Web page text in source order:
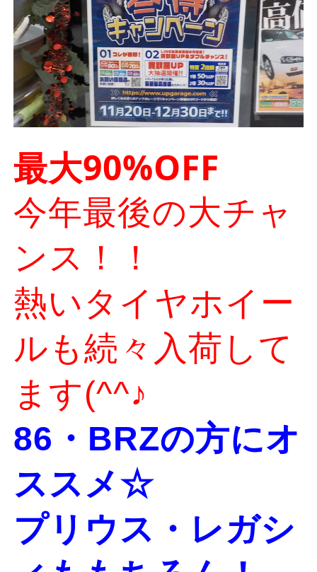
最大90%OFF
今年最後の大チャ
ンス！！
熱いタイヤホイー
ルも続々入荷して
ます(^^♪
86・BRZの方にオ
ススメ☆
プリウス・レガシ